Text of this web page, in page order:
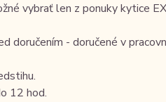
vybrať len z ponuky kytice
doručením - doručené v
12 hod.